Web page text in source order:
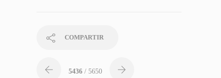
COMPARTIR
5436 / 5650